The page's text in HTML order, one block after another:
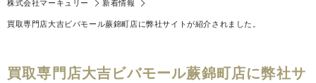
株式会社マーキュリー 新着情報
買取専門店大吉ビバモール蕨錦町店に弊社サイトが紹介されました。
買取専門店大吉ビバモール蕨錦町店に弊社サ